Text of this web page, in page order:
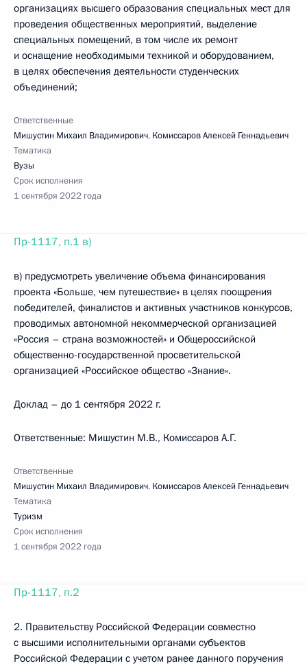
организациях высшего образования специальных мест для
проведения общественных мероприятий, выделение
специальных помещений, в том числе их ремонт
и оснащение необходимыми техникой и оборудованием,
в целях обеспечения деятельности студенческих
объединений;
Ответственные
Мишустин Михаил Владимирович, Комиссаров Алексей Геннадьевич
Тематика
Вузы
Срок исполнения
1 сентября 2022 года
Пр-1117, п.1 в)
в) предусмотреть увеличение объема финансирования
проекта «Больше, чем путешествие» в целях поощрения
победителей, финалистов и активных участников конкурсов,
проводимых автономной некоммерческой организацией
«Россия – страна возможностей» и Общероссийской
общественно-государственной просветительской
организацией «Российское общество «Знание».
Доклад – до 1 сентября 2022 г.
Ответственные: Мишустин М.В., Комиссаров А.Г.
Ответственные
Мишустин Михаил Владимирович, Комиссаров Алексей Геннадьевич
Тематика
Туризм
Срок исполнения
1 сентября 2022 года
Пр-1117, п.2
2. Правительству Российской Федерации совместно
с высшими исполнительными органами субъектов
Российской Федерации с учетом ранее данного поручения